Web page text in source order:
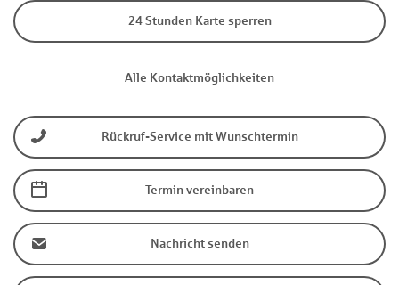
24 Stunden Karte sperren
Alle Kontaktmöglichkeiten
Rückruf-Service mit Wunschtermin
Termin vereinbaren
Nachricht senden